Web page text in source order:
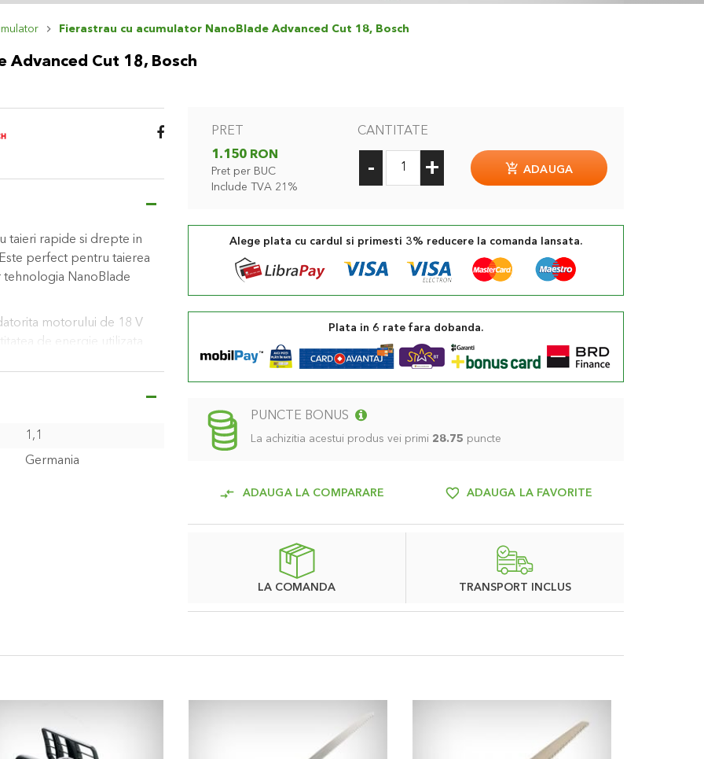
Fierastrau cu acumulator NanoBlade Advanced Cut 18, Bosch
Advanced Cut 18, Bosch
PRET
1.150 RON
Pret per BUC
Include TVA 21%
CANTITATE
- + ADAUGA
Alege plata cu cardul si primesti 3% reducere la comanda lansata.
Plata in 6 rate fara dobanda.
PUNCTE BONUS
La achizitia acestui produs vei primi 28.75 puncte
ADAUGA LA COMPARARE ADAUGA LA FAVORITE
LA COMANDA TRANSPORT INCLUS
taieri rapide si drepte in
perfect pentru taierea
tehnologia NanoBlade
motorului de 18 V
de energie utilizata
utilizare mai indelungat.
eliminand riscul de
fara cheie, a panzei de
in mod automat prin simpla
1,1
Germania